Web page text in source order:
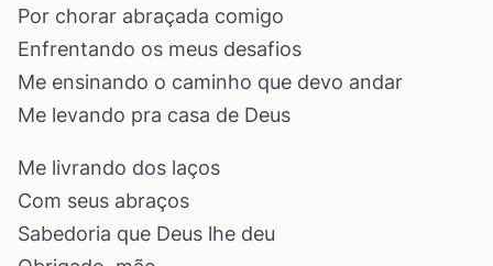
Por chorar abraçada comigo
Enfrentando os meus desafios
Me ensinando o caminho que devo andar
Me levando pra casa de Deus
Me livrando dos laços
Com seus abraços
Sabedoria que Deus lhe deu